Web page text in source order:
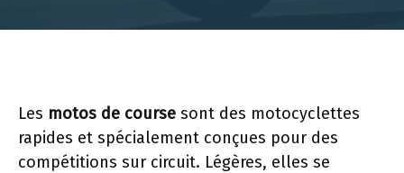
Les motos de course sont des motocyclettes
rapides et spécialement conçues pour des
compétitions sur circuit. Légères, elles se